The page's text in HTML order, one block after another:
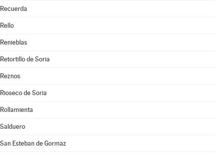
Recuerda
Rello
Renieblas
Retortillo de Soria
Reznos
Rioseco de Soria
Rollamienta
Salduero
San Esteban de Gormaz